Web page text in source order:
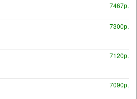
7467р.
7300р.
7120р.
7090р.